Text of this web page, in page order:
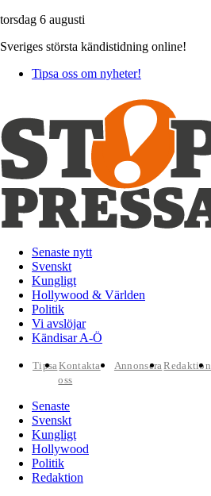
torsdag 6 augusti
Sveriges största kändistidning online!
Tipsa oss om nyheter!
Senaste nytt
Svenskt
Kungligt
Hollywood & Världen
Politik
Vi avslöjar
Kändisar A-Ö
TipsaKontakta
oss
AnnonseraRedaktion
Senaste
Svenskt
Kungligt
Hollywood
Politik
Redaktion